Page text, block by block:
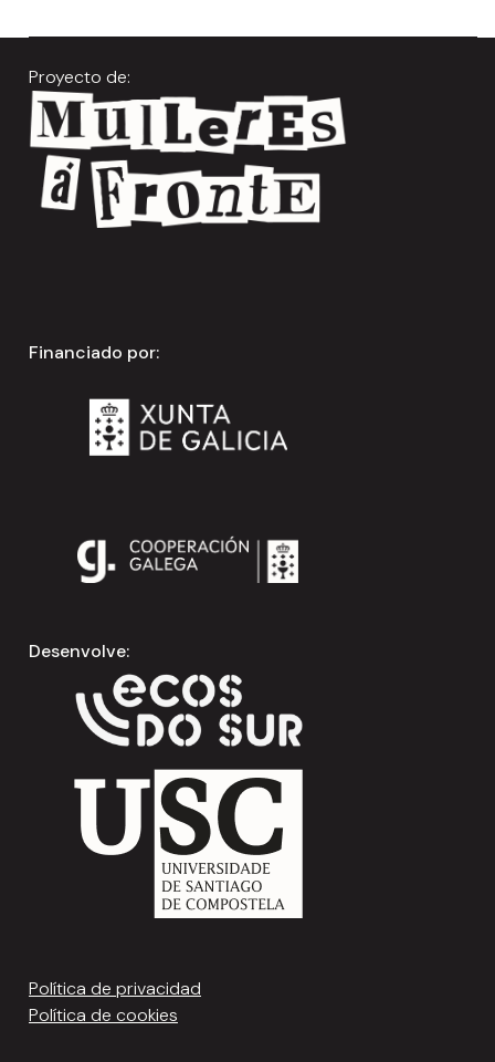
Proyecto de:
Financiado por:
Desenvolve:
Política de privacidad
Política de cookies